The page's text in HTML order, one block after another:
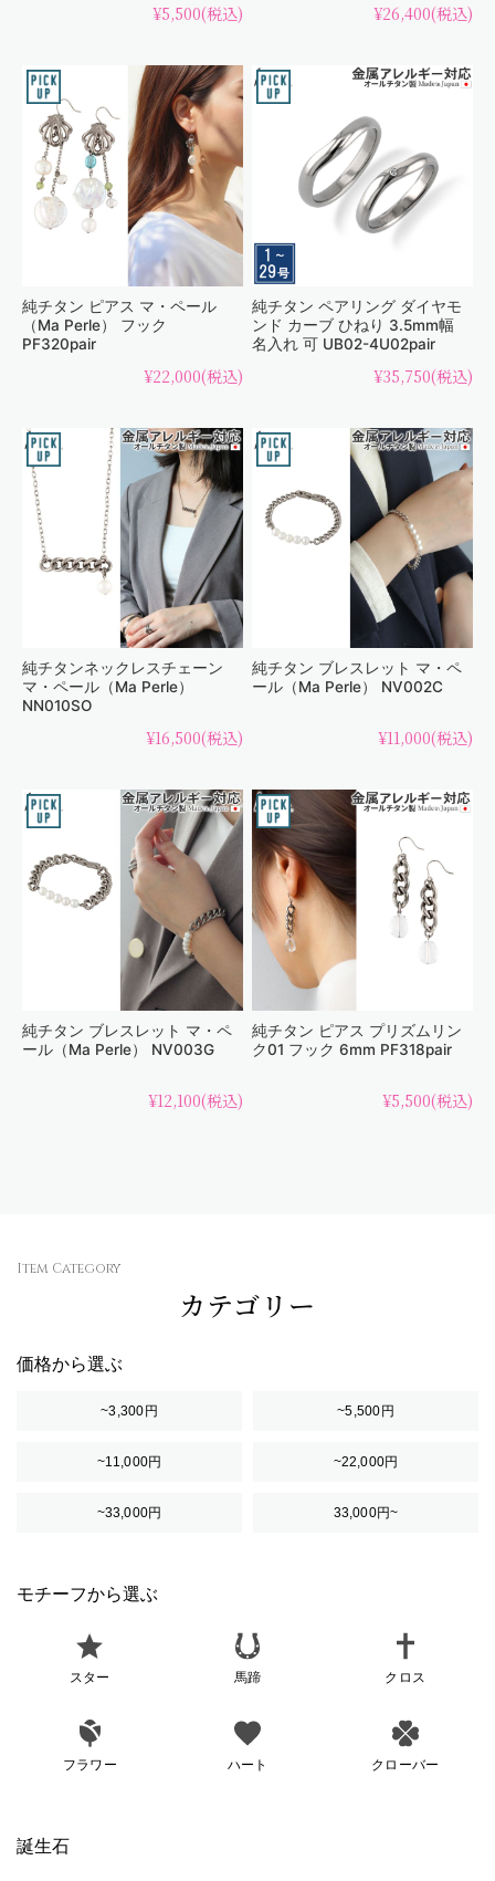
¥5,500(税込) ¥26,400(税込)
純チタン ピアス マ・ペール
（Ma Perle） フック
PF320pair
¥22,000(税込)
純チタン ペアリング ダイヤモ
ンド カーブ ひねり 3.5mm幅
名入れ 可 UB02-4U02pair
¥35,750(税込)
純チタンネックレスチェーン
マ・ペール（Ma Perle）
NN010SO
¥16,500(税込)
純チタン ブレスレット マ・ペ
ール（Ma Perle） NV002C
¥11,000(税込)
純チタン ブレスレット マ・ペ
ール（Ma Perle） NV003G
¥12,100(税込)
純チタン ピアス プリズムリン
ク01 フック 6mm PF318pair
¥5,500(税込)
Item Category
カテゴリー
価格から選ぶ
~3,300円 ~5,500円
~11,000円 ~22,000円
~33,000円 33,000円~
モチーフから選ぶ
スター 馬蹄 クロス
フラワー ハート クローバー
誕生石